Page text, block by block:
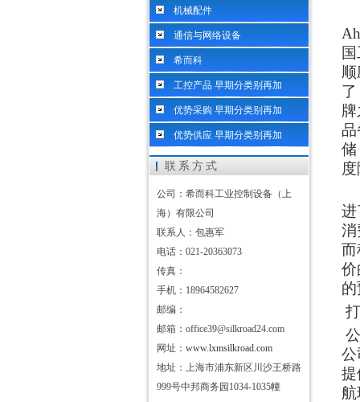
机械配件
通信与网络设备
希而科
工控产品 早期分类别再加
优势采购 早期分类别再加
优势供应 早期分类别再加
联系方式
公司：希而科工业控制设备（上
海）有限公司
联系人：包惠军
电话：021-20363073
传真：
手机：18964582627
邮编：
邮箱：office39@silkroad24.com
网址： www.lxmsilkroad.com
地址：上海市浦东新区川沙王桥路
999号中邦商务园1034-1035幢
储
度
进
消
而
价
的
公
提
航